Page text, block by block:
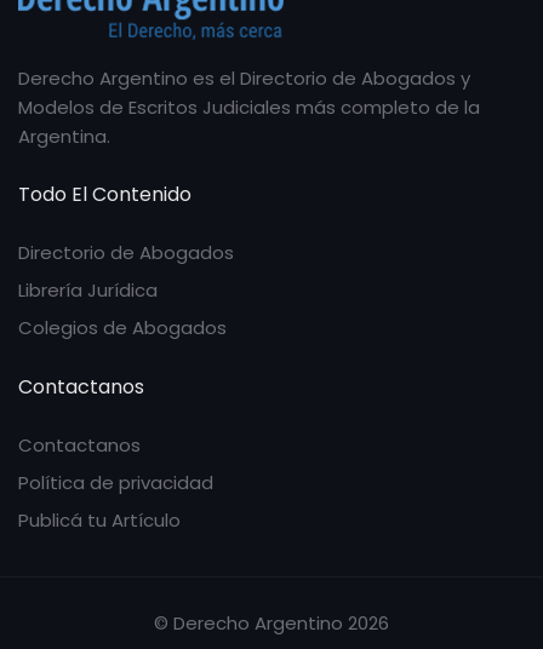
Derecho Argentino es el Directorio de Abogados y
Modelos de Escritos Judiciales más completo de la
Argentina.
Todo El Contenido
Directorio de Abogados
Librería Jurídica
Colegios de Abogados
Contactanos
Contactanos
Política de privacidad
Publicá tu Artículo
© Derecho Argentino 2026